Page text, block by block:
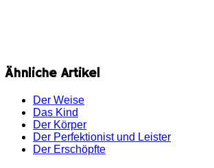
Ähnliche Artikel
Der Weise
Das Kind
Der Körper
Der Perfektionist und Leister
Der Erschöpfte